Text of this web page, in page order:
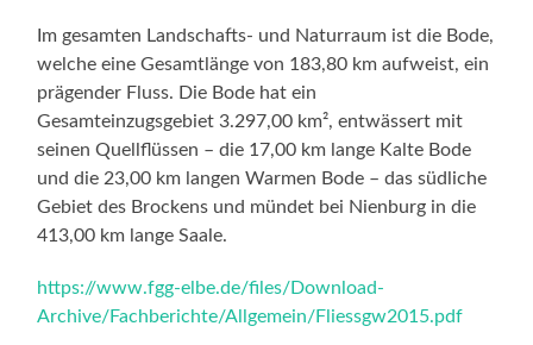
Im gesamten Landschafts- und Naturraum ist die Bode,
welche eine Gesamtlänge von 183,80 km aufweist, ein
prägender Fluss. Die Bode hat ein
Gesamteinzugsgebiet 3.297,00 km², entwässert mit
seinen Quellflüssen – die 17,00 km lange Kalte Bode
und die 23,00 km langen Warmen Bode – das südliche
Gebiet des Brockens und mündet bei Nienburg in die
413,00 km lange Saale.
https://www.fgg-elbe.de/files/Download-
Archive/Fachberichte/Allgemein/Fliessgw2015.pdf